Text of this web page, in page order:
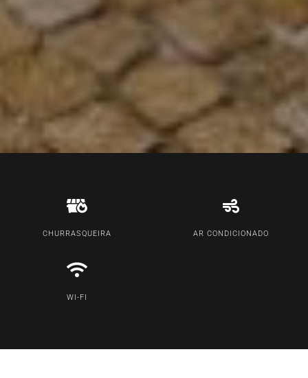
CHURRASQUEIRA AR CONDICIONADO
WI-FI